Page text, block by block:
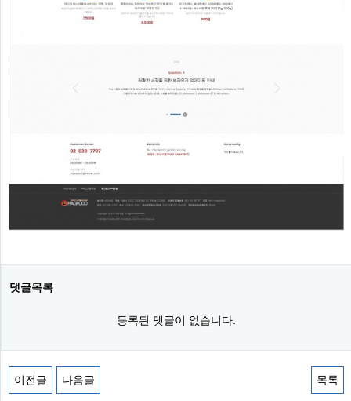
댓글목록
등록된 댓글이 없습니다.
이전글 다음글 목록